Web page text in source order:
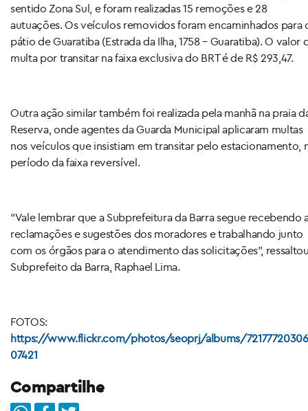
sentido Zona Sul, e foram realizadas 15 remoções e 28
autuações. Os veículos removidos foram encaminhados para
pátio de Guaratiba (Estrada da Ilha, 1758 – Guaratiba). O valor
multa por transitar na faixa exclusiva do BRT é de R$ 293,47.
Outra ação similar também foi realizada pela manhã na praia
Reserva, onde agentes da Guarda Municipal aplicaram multas
nos veículos que insistiam em transitar pelo estacionamento,
período da faixa reversível.
“Vale lembrar que a Subprefeitura da Barra segue recebendo
reclamações e sugestões dos moradores e trabalhando junto
com os órgãos para o atendimento das solicitações”,
Subprefeito da Barra, Raphael Lima.
FOTOS:
https://www.flickr.com/photos/seoprj/albums/
07421
Compartilhe